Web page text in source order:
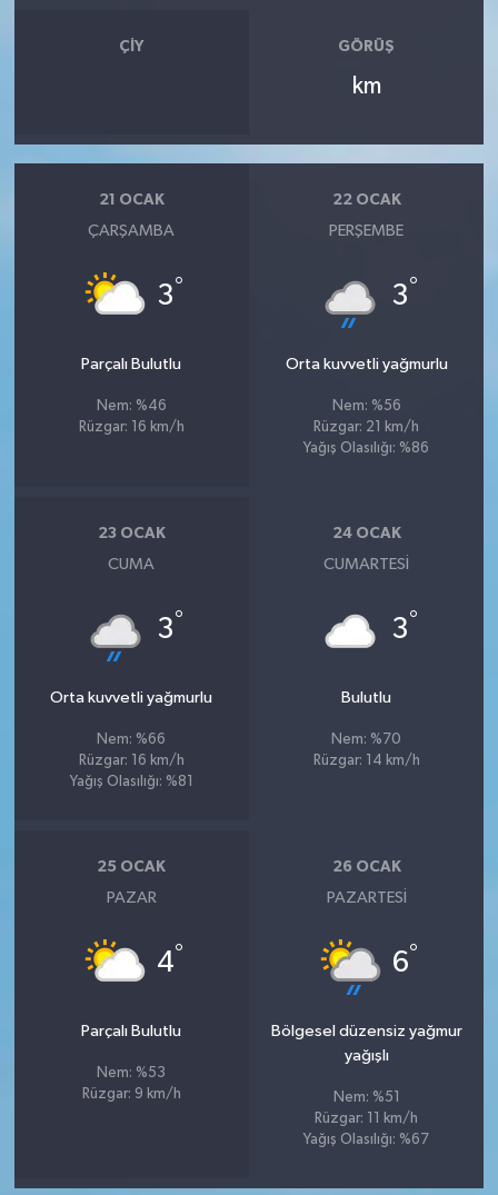
ÇIY GÖRÜŞ
km
21 OCAK
ÇARŞAMBA
3°
Parçalı Bulutlu
Nem: %46
Rüzgar: 16 km/h
22 OCAK
PERŞEMBE
3°
Orta kuvvetli yağmurlu
Nem: %56
Rüzgar: 21 km/h
Yağış Olasılığı: %86
23 OCAK
CUMA
3°
Orta kuvvetli yağmurlu
Nem: %66
Rüzgar: 16 km/h
Yağış Olasılığı: %81
24 OCAK
CUMARTESI
3°
Bulutlu
Nem: %70
Rüzgar: 14 km/h
25 OCAK
PAZAR
4°
Parçalı Bulutlu
Nem: %53
Rüzgar: 9 km/h
26 OCAK
PAZARTESI
6°
Bölgesel düzensiz yağmur
yağışlı
Nem: %51
Rüzgar: 11 km/h
Yağış Olasılığı: %67